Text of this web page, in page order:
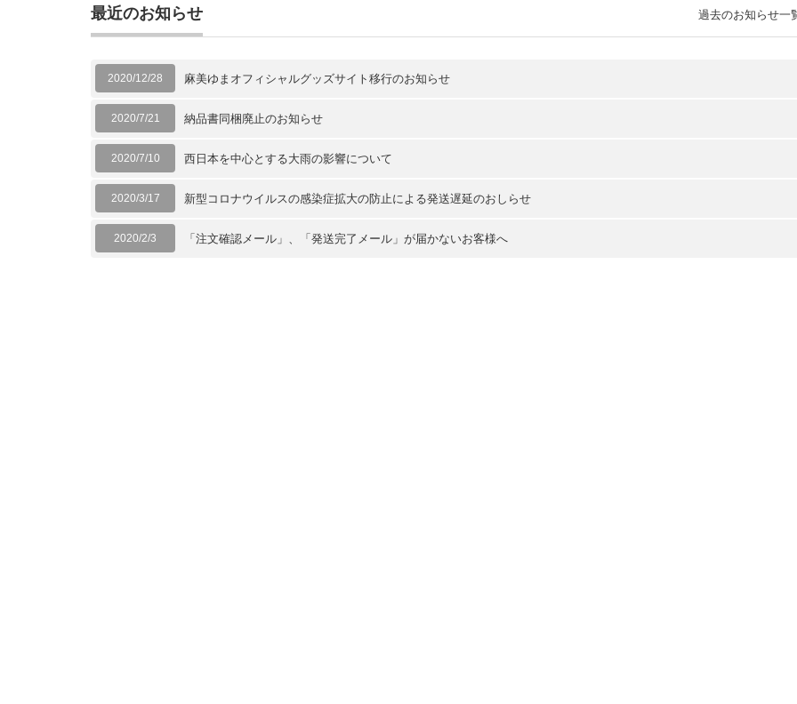
最近のお知らせ
2020/12/28 麻美ゆまオフィシャルグッズサイト移行のお知らせ
2020/7/21 納品書同梱廃止のお知らせ
2020/7/10 西日本を中心とする大雨の影響について
2020/3/17 新型コロナウイルスの感染症拡大の防止による発送遅延のおしらせ
2020/2/3 「注文確認メール」、「発送完了メール」が届かないお客様へ
過去のお知らせ一